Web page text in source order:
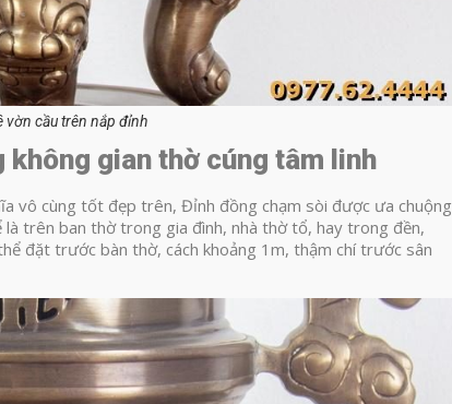
vờn cầu trên nắp đỉnh
gian thờ cúng tâm linh
vô cùng tốt đẹp trên, Đỉnh đồng chạm sòi được ưa chuộng
trên ban thờ trong gia đình, nhà thờ tổ, hay trong đền,
đặt trước bàn thờ, cách khoảng 1m, thậm chí trước sân